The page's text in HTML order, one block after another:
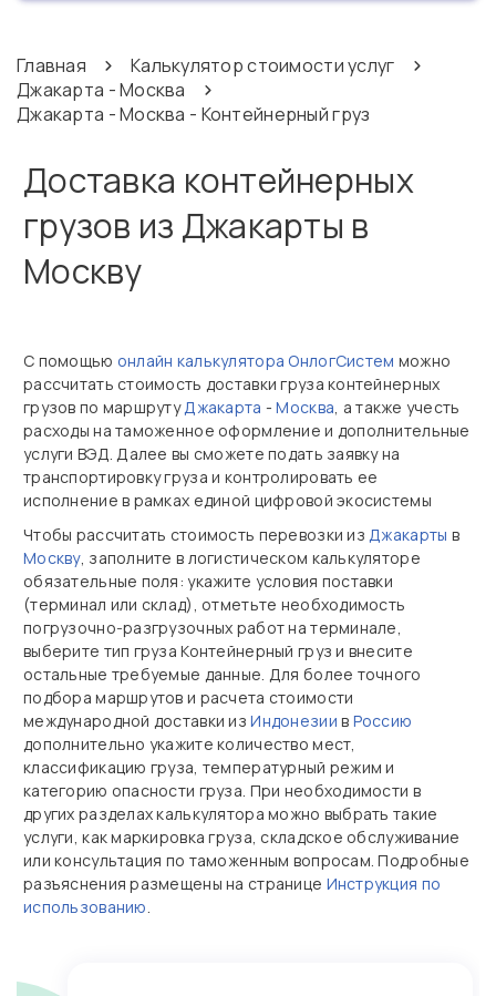
Главная
Калькулятор стоимости услуг
Джакарта - Москва
Джакарта - Москва - Контейнерный груз
Доставка контейнерных
грузов из Джакарты в
Москву
С помощью онлайн калькулятора ОнлогСистем можно
рассчитать стоимость доставки груза контейнерных
грузов по маршрутуДжакарта -Москва, а также учесть
расходы на таможенное оформление и дополнительные
услуги ВЭД. Далее вы сможете подать заявку на
транспортировку груза и контролировать ее
исполнение в рамках единой цифровой экосистемы
Чтобы рассчитать стоимость перевозки изДжакарты в
Москву, заполните в логистическом калькуляторе
обязательные поля: укажите условия поставки
(терминал или склад), отметьте необходимость
погрузочно‑разгрузочных работ на терминале,
выберите тип груза Контейнерный груз и внесите
остальные требуемые данные. Для более точного
подбора маршрутов и расчета стоимости
международной доставки изИндонезии в Россию
дополнительно укажите количество мест,
классификацию груза, температурный режим и
категорию опасности груза. При необходимости в
других разделах калькулятора можно выбрать такие
услуги, как маркировка груза, складское обслуживание
или консультация по таможенным вопросам. Подробные
разъяснения размещены на странице Инструкция по
использованию.